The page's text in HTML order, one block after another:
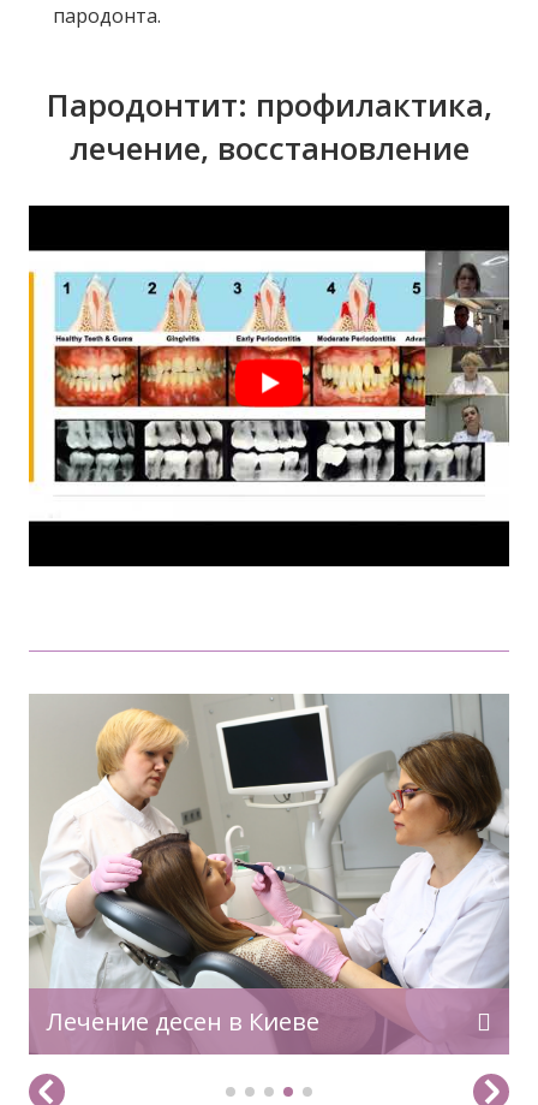
пародонта.
Пародонтит: профилактика,
лечение, восстановление
Лечение десен в Киеве
Шинирование зубов — эффективная
стоматологическая процедура, которая
позволяет укрепить подвижные зубы и
стабилизировать зубной ряд. Она
применяется при пародонтите, после
травм, а также после ортодонтического
лечения. В клинике профессора Весовой
шинирование проводится с
использованием современных материалов
и технологий, что обеспечивает комфорт, а
также гарантирует надежный и
долговременный результат. Для чего нужно
шинирование зубов Процедура
шинирования […]